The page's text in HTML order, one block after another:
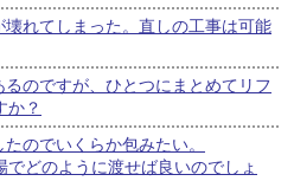
れてしまった。直しの工事は可能
のですが、ひとつにまとめてリフ
か？
のでいくらか包みたい。
どのように渡せば良いのでしょ